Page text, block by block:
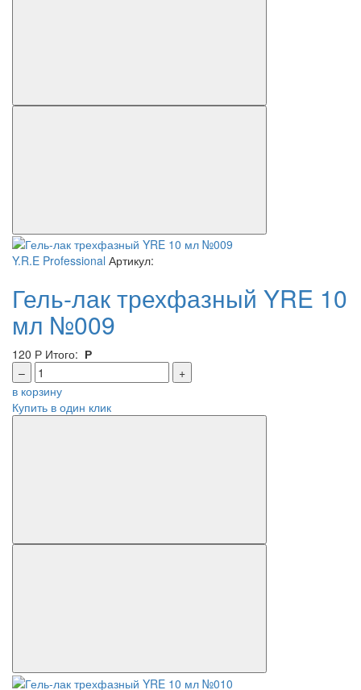
Y.R.E Professional Артикул:
Гель-лак трехфазный YRE 10
мл №009
120 Р Итого: Р
–
+
в корзину
Купить в один клик